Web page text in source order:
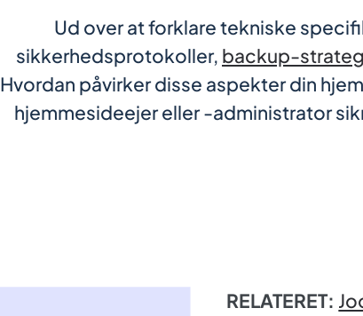
Ud over at forklare tekniske
sikkerhedsprotokoller, backup-
Hvordan påvirker disse aspekter din
hjemmesideejer eller -administrator
RELATERET: